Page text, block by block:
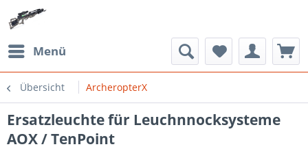
Menü
Übersicht ArcheropterX
Ersatzleuchte für Leuchnnocksysteme
AOX / TenPoint